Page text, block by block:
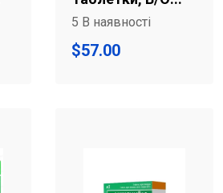
5 В наявності
$57.00